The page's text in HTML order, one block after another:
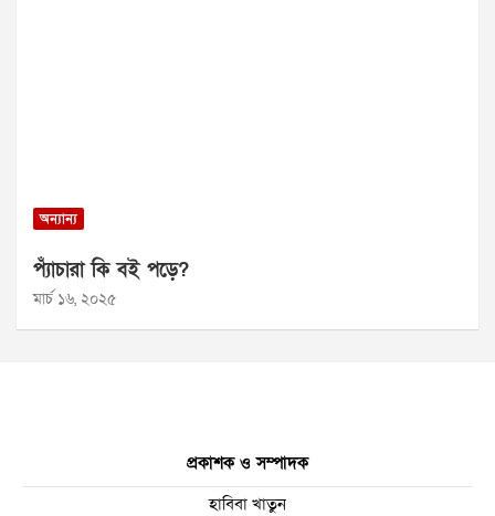
অন্যান্য
প্যাঁচারা কি বই পড়ে?
মার্চ ১৬, ২০২৫
প্রকাশক ও সম্পাদক
হাবিবা খাতুন